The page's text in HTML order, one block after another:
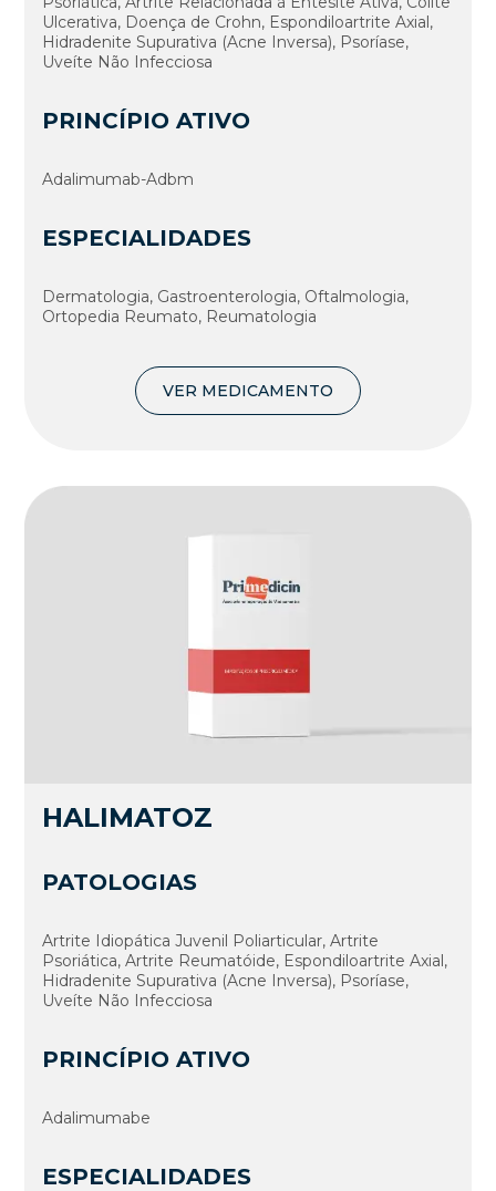
Ulcerativa, Doença de Crohn, Espondiloartrite Axial,
Hidradenite Supurativa (Acne Inversa), Psoríase,
Uveíte Não Infecciosa
PRINCÍPIO ATIVO
Adalimumab-Adbm
ESPECIALIDADES
Dermatologia, Gastroenterologia, Oftalmologia,
Ortopedia Reumato, Reumatologia
VER MEDICAMENTO
HALIMATOZ
PATOLOGIAS
Artrite Idiopática Juvenil Poliarticular, Artrite
Psoriática, Artrite Reumatóide, Espondiloartrite Axial,
Hidradenite Supurativa (Acne Inversa), Psoríase,
Uveíte Não Infecciosa
PRINCÍPIO ATIVO
Adalimumabe
ESPECIALIDADES